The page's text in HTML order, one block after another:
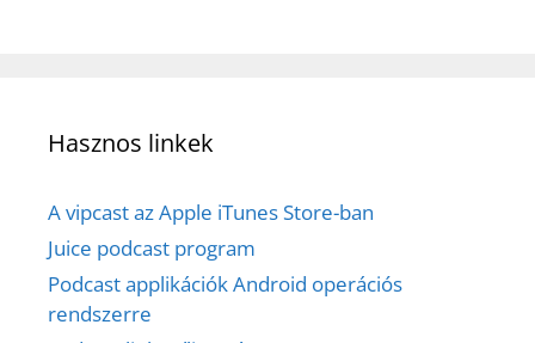
Hasznos linkek
A vipcast az Apple iTunes Store-ban
Juice podcast program
Podcast applikációk Android operációs
rendszerre